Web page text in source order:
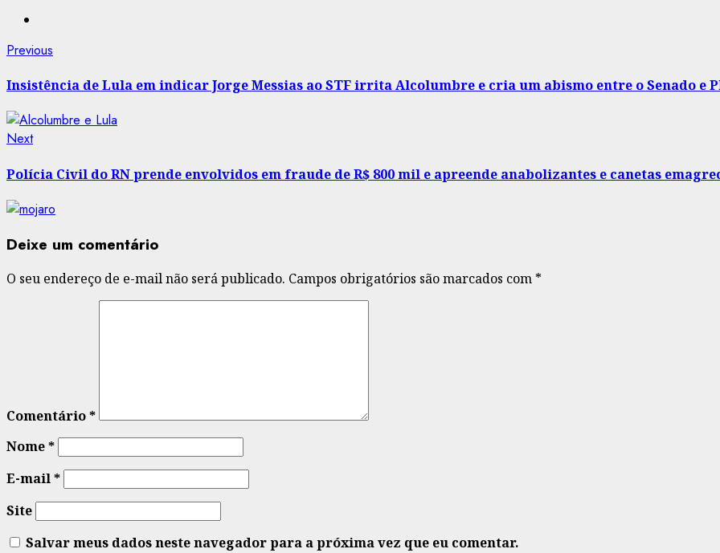
Post
navigation
Previous
Insistência de Lula em indicar Jorge Messias ao STF irrita Alcolumbre e cria um abismo entre o Senado e
NextNext
Polícia Civil do RN prende envolvidos em fraude de R$ 800 mil e apreende anabolizantes e canetas
Deixe um comentário
O seu endereço de e-mail não será publicado. Campos obrigatórios são marcados com *
Comentário*
Nome*
E-mail*
Site
Salvar meus dados neste navegador para a próxima vez que eu comentar.